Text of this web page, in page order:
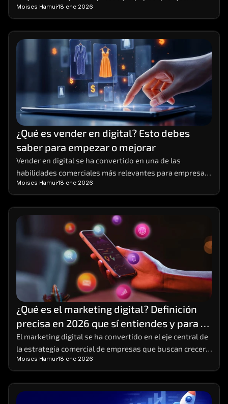
múltiples acciones al mismo tiempo
Moises Hamui 18 ene 2026
¿Qué es vender en digital? Esto debes
saber para empezar o mejorar
Vender en digital se ha convertido en una de las
habilidades comerciales más relevantes para empresas
y emprendedores que buscan crecimiento sostenible
Moises Hamui 18 ene 2026
¿Qué es el marketing digital? Definición
precisa en 2026 que sí entiendes y para
poner en práctica
El marketing digital se ha convertido en el eje central de
la estrategia comercial de empresas que buscan crecer
Moises Hamui 18 ene 2026